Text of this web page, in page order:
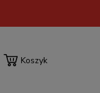
Koszyk